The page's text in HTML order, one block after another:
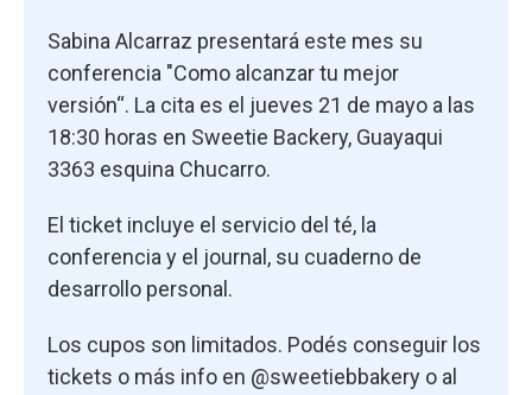
Sabina Alcarraz presentará este mes su
conferencia "Como alcanzar tu mejor
versión“. La cita es el jueves 21 de mayo a las
18:30 horas en Sweetie Backery, Guayaqui
3363 esquina Chucarro.
El ticket incluye el servicio del té, la
conferencia y el journal, su cuaderno de
desarrollo personal.
Los cupos son limitados. Podés conseguir los
tickets o más info en @sweetiebbakery o al